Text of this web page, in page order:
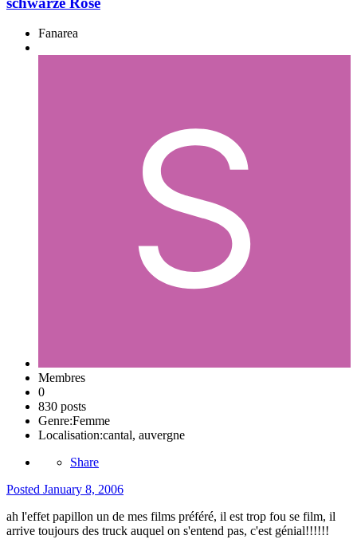
Fanarea
Membres
0
830 posts
Genre:Femme
Localisation:cantal, auvergne
Share
Posted January 8, 2006
ah l'effet papillon un de mes films préféré, il est trop fou se film, il
arrive toujours des truck auquel on s'entend pas, c'est génial!!!!!!